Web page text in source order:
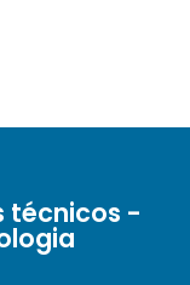
técnicos -